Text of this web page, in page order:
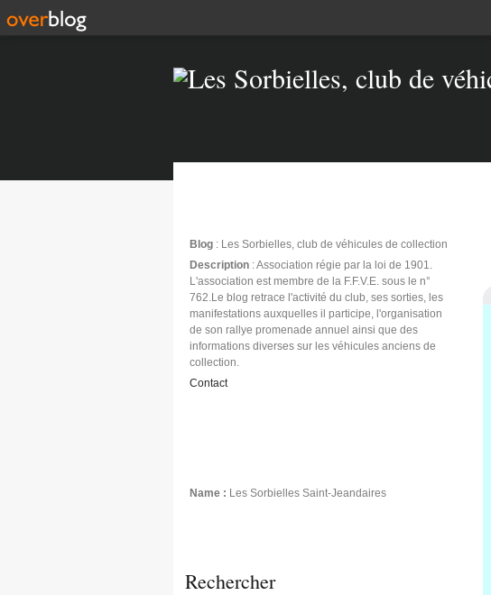
Blog : Les Sorbielles, club de véhicules de collection
Description : Association régie par la loi de 1901.
L'association est membre de la F.F.V.E. sous le n°
762.Le blog retrace l'activité du club, ses sorties, les
manifestations auxquelles il participe, l'organisation
de son rallye promenade annuel ainsi que des
informations diverses sur les véhicules anciens de
collection.
Contact
Name : Les Sorbielles Saint-Jeandaires
Rechercher